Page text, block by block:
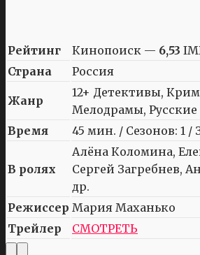
Рейтинг Кинопоиск — 6,53
Страна
Россия
Жанр
12+ Детективы,
Мелодрамы, Русские
Время
45 мин. / Сезонов: 1 /
В ролях
Алёна Коломина,
Сергей Загребнев,
др.
Режиссер Мария Маханько
Трейлер
СМОТРЕТЬ